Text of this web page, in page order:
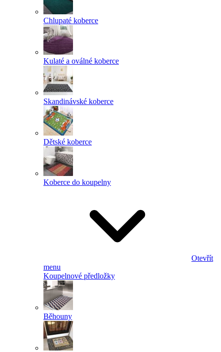
Chlupaté koberce
Kulaté a oválné koberce
Skandinávské koberce
Dětské koberce
Koberce do koupelny
Otevřít
menu
Koupelnové předložky
Běhouny